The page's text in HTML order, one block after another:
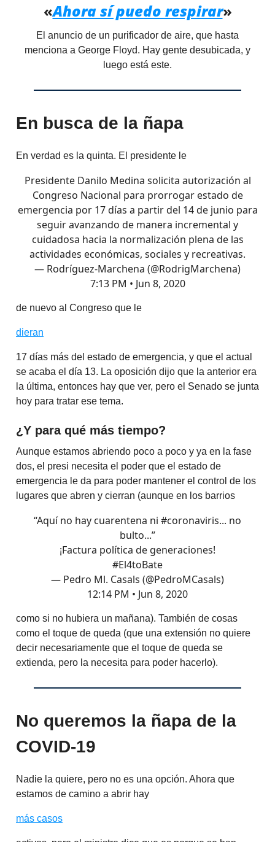
«Ahora sí puedo respirar»
El anuncio de un purificador de aire, que hasta
menciona a George Floyd. Hay gente desubicada, y
luego está este.
En busca de la ñapa
En verdad es la quinta. El presidente le
Presidente Danilo Medina solicita autorización al
Congreso Nacional para prorrogar estado de
emergencia por 17 días a partir del 14 de junio para
seguir avanzando de manera incremental y
cuidadosa hacia la normalización plena de las
actividades económicas, sociales y recreativas.
— Rodríguez-Marchena (@RodrigMarchena)
7:13 PM • Jun 8, 2020
de nuevo al Congreso que le
dieran
17 días más del estado de emergencia, y que el actual
se acaba el día 13. La oposición dijo que la anterior era
la última, entonces hay que ver, pero el Senado se junta
hoy para tratar ese tema.
¿Y para qué más tiempo?
Aunque estamos abriendo poco a poco y ya en la fase
dos, el presi necesita el poder que el estado de
emergencia le da para poder mantener el control de los
lugares que abren y cierran (aunque en los barrios
“Aquí no hay cuarentena ni #coronaviris... no
bulto...”
¡Factura política de generaciones!
#El4toBate
— Pedro Ml. Casals (@PedroMCasals)
12:14 PM • Jun 8, 2020
como si no hubiera un mañana). También de cosas
como el toque de queda (que una extensión no quiere
decir necesariamente que el toque de queda se
extienda, pero la necesita para poder hacerlo).
No queremos la ñapa de la
COVID-19
Nadie la quiere, pero no es una opción. Ahora que
estamos de camino a abrir hay
más casos